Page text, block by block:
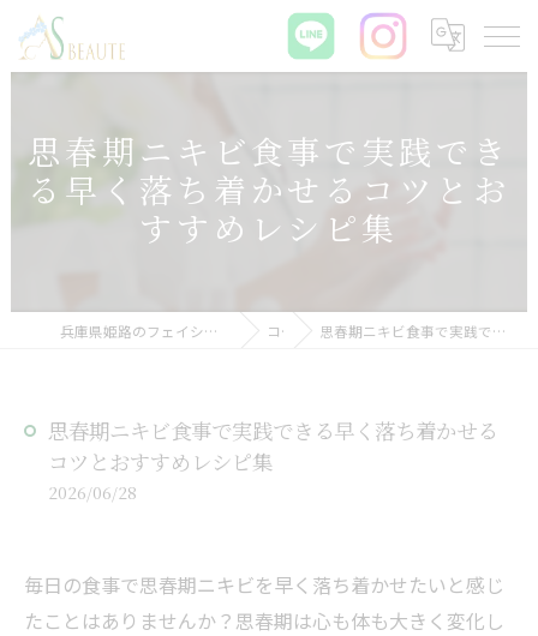
思春期ニキビ食事で実践でき
る早く落ち着かせるコツとお
すすめレシピ集
兵庫県姫路のフェイシャルエステなら肌質改善サロン ASBEAUTE コラム 思春期ニキビ食事で実践できる早く落ち着かせるコツとおすすめレシピ集
思春期ニキビ食事で実践できる早く落ち着かせる
コツとおすすめレシピ集
2026/06/28
毎日の食事で思春期ニキビを早く落ち着かせたいと感じ
たことはありませんか？思春期は心も体も大きく変化し